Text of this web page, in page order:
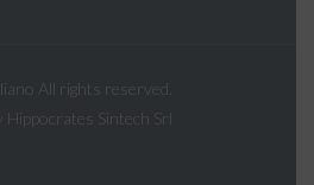
All rights reserved.
Hippocrates Sintech Srl